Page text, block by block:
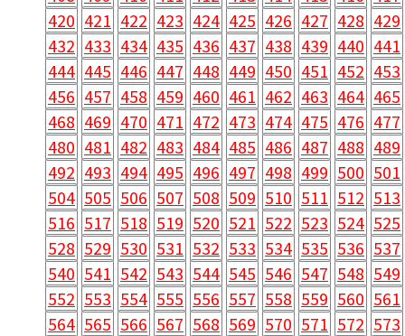
420 421 422 423 424 425 426 427 428 429
432 433 434 435 436 437 438 439 440 441
444 445 446 447 448 449 450 451 452 453
456 457 458 459 460 461 462 463 464 465
468 469 470 471 472 473 474 475 476 477
480 481 482 483 484 485 486 487 488 489
492 493 494 495 496 497 498 499 500 501
504 505 506 507 508 509 510 511 512 513
516 517 518 519 520 521 522 523 524 525
528 529 530 531 532 533 534 535 536 537
540 541 542 543 544 545 546 547 548 549
552 553 554 555 556 557 558 559 560 561
564 565 566 567 568 569 570 571 572 573